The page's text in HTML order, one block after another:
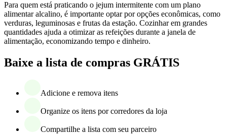
Para quem está praticando o jejum intermitente com um plano
alimentar alcalino, é importante optar por opções econômicas, como
verduras, leguminosas e frutas da estação. Cozinhar em grandes
quantidades ajuda a otimizar as refeições durante a janela de
alimentação, economizando tempo e dinheiro.
Baixe a lista de compras GRÁTIS
Adicione e remova itens
Organize os itens por corredores da loja
Compartilhe a lista com seu parceiro